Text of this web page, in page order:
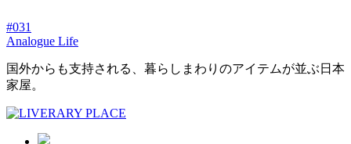
#031
Analogue Life
国外からも支持される、暮らしまわりのアイテムが並ぶ日本
家屋。